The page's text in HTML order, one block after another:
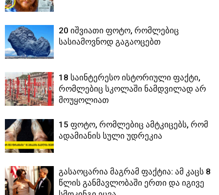
20 იშვიათი ფოტო, რომლებიც
სასიამოვნოდ გაგაოცებთ
18 საინტერესო ისტორიული ფაქტი,
რომლებიც სკოლაში ნამდვილად არ
მოუყოლიათ
15 ფოტო, რომლებიც ამტკიცებს, რომ
ადამიანის სული უდრეკია
გასაოცარია მაგრამ ფაქტია: ამ კაცს 8
წლის განმავლობაში ერთი და იგივე